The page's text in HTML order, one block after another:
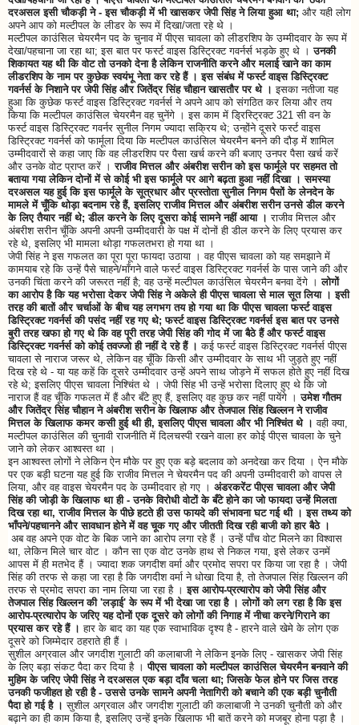
दरअसल इसी चौकड़ी ने - इस चौकड़ी में भी खासकर जेपी सिंह ने लिया हुआ था; और यही लोग
अपने आप को मल्टीपल के लीडर के रूप में दिखा/जता रहे थे ।
मल्टीपल काउंसिल चेयरमैन पद के चुनाव में पीएस चावला को लीडरशिप के उम्मीदवार के रूप में
देखा/पहचाना जा रहा था; इस बात पर फर्स्ट वाइस डिस्ट्रिक्ट गवर्नर्स भड़के हुए थे ।उनकी
शिकायत यह थी कि वोट तो उनको देना है लेकिन राजनीति करने और मलाई खाने का काम
लीडरशिप के नाम पर कुछेक स्वयंभू नेता कर रहे हैं । इस संबंध में फर्स्ट वाइस डिस्ट्रिक्ट
गवर्नर्स के निशाने पर जेपी सिंह और जितेंद्र सिंह चौहान खासतौर पर थे । इसका नतीजा यह
हुआ कि कुछेक फर्स्ट वाइस डिस्ट्रिक्ट गवर्नर्स ने अपने आप को संगठित कर लिया और तय
किया कि मल्टीपल काउंसिल चेयरमैन वह चुनेंगे । इस काम में ड्रिस्ट्रिक्ट 321 सी वन के
फर्स्ट वाइस डिस्ट्रिक्ट गवर्नर सुनील निगम ज्यादा सक्रिय थे; उन्होंने दूसरे फर्स्ट वाइस
डिस्ट्रिक्ट गवर्नर्स को फार्मूला दिया कि मल्टीपल काउंसिल चेयरमैन बनने की दौड़ में शामिल
उम्मीदवारों से कहा जाए कि वह लीडरशिप पर पैसा खर्च करने की बजाए उनपर पैसा खर्च करें
और उनके वोट प्राप्त करें ।राजीव मित्तल और अंबरीश सरीन को इस फार्मूले पर सहमत तो
बताया गया लेकिन दोनों में से कोई भी इस फार्मूले पर आगे बढ़ता हुआ नहीं दिखा । समस्या
दरअसल यह हुई कि इस फार्मूले के सूत्रधार और प्रस्तोता सुनील निगम पैसों के लेनदेन के
मामले में चूँकि थोड़ा बदनाम रहे हैं, इसलिए राजीव मित्तल और अंबरीश सरीन उनसे डील करने
के लिए तैयार नहीं थे; डील करने के लिए दूसरा कोई सामने नहीं आया । राजीव मित्तल और
अंबरीश सरीन चूँकि अपनी अपनी उम्मीदवारी के पक्ष में दोनों ही डील करने के लिए प्रयास कर
रहे थे, इसलिए भी मामला थोड़ा गफलतभरा हो गया था ।
जेपी सिंह ने इस गफलत का पूरा पूरा फायदा उठाया । वह पीएस चावला को यह समझाने में
कामयाब रहे कि उन्हें पैसे चाहने/माँगने वाले फर्स्ट वाइस डिस्ट्रिक्ट गवर्नर्स के पास जाने की और
उनकी चिंता करने की जरूरत नहीं है; वह उन्हें मल्टीपल काउंसिल चेयरमैन बनवा देंगे ।लोगों
का आरोप है कि यह भरोसा देकर जेपी सिंह ने अकेले ही पीएस चावला से माल सूत लिया । इसी
तरह की बातों और चर्चाओं के बीच यह लगभग तय हो गया था कि पीएस चावला फर्स्ट वाइस
डिस्ट्रिक्ट गवर्नर्स की पसंद नहीं रह गए थे; फर्स्ट वाइस डिस्ट्रिक्ट गवर्नर्स इस बात पर उनसे
बुरी तरह खफा हो गए थे कि वह पूरी तरह जेपी सिंह की गोद में जा बैठे हैं और फर्स्ट वाइस
डिस्ट्रिक्ट गवर्नर्स को कोई तवज्जो ही नहीं दे रहे हैं । कई फर्स्ट वाइस डिस्ट्रिक्ट गवर्नर्स पीएस
चावला से नाराज जरूर थे, लेकिन वह चूँकि किसी और उम्मीदवार के साथ भी जुड़ते हुए नहीं
दिख रहे थे - या यह कहें कि दूसरे उम्मीदवार उन्हें अपने साथ जोड़ने में सफल होते हुए नहीं दिख
रहे थे; इसलिए पीएस चावला निश्चिंत थे । जेपी सिंह भी उन्हें भरोसा दिलाए हुए थे कि जो
नाराज हैं वह चूँकि गफलत में हैं और बँटे हुए हैं, इसलिए वह कुछ कर नहीं पायेंगे ।उमेश गौतम
और जितेंद्र सिंह चौहान ने अंबरीश सरीन के खिलाफ और तेजपाल सिंह खिल्लन ने राजीव
मित्तल के खिलाफ कमर कसी हुई थी ही, इसलिए पीएस चावला और भी निश्चिंत थे । वही क्या,
मल्टीपल काउंसिल की चुनावी राजनीति में दिलचस्पी रखने वाला हर कोई पीएस चावला के चुने
जाने को लेकर आश्वस्त था ।
इन आश्वस्त लोगों ने लेकिन ऐन मौके पर हुए एक बड़े बदलाव को अनदेखा कर दिया । ऐन मौके
पर एक बड़ी घटना यह हुई कि राजीव मित्तल ने चेयरमैन पद की अपनी उम्मीदवारी को वापस ले
लिया, और वह वाइस चेयरमैन पद के उम्मीदवार हो गए । अंडरकरेंट पीएस चावला और जेपी
सिंह की जोड़ी के खिलाफ था ही - उनके विरोधी वोटों के बँटे होने का जो फायदा उन्हें मिलता
दिख रहा था, राजीव मित्तल के पीछे हटते ही उस फायदे की संभावना घट गई थी । इस तथ्य को
भाँपने/पहचानने और सावधान होने में वह चूक गए और जीतती दिख रही बाजी को हार बैठे ।
अब वह अपने एक वोट के बिक जाने का आरोप लगा रहे हैं । उन्हें पाँच वोट मिलने का विश्वास
था, लेकिन मिले चार वोट । कौन सा एक वोट उनके हाथ से निकल गया, इसे लेकर उनमें
आपस में ही मतभेद हैं । ज्यादा शक जगदीश वर्मा और प्रमोद सपरा पर किया जा रहा है । जेपी
सिंह की तरफ से कहा जा रहा है कि जगदीश वर्मा ने धोखा दिया है, तो तेजपाल सिंह खिल्लन की
तरफ से प्रमोद सपरा का नाम लिया जा रहा है ।इस आरोप-प्रत्यारोप को जेपी सिंह और
तेजपाल सिंह खिल्लन की 'लड़ाई' के रूप में भी देखा जा रहा है । लोगों को लग रहा है कि इस
आरोप-प्रत्यारोप के जरिए यह दोनों एक दूसरे को लोगों की निगाह में नीचा करने/गिराने का
प्रयास कर रहे हैं । हार के बाद का यह एक स्वाभाविक दृश्य है - हारने वाले खेमे के लोग एक
दूसरे को जिम्मेदार ठहराते ही हैं ।
सुशील अग्रवाल और जगदीश गुलाटी की कलाबाजी ने लेकिन इनके लिए - खासकर जेपी सिंह
के लिए बड़ा संकट पैदा कर दिया है ।पीएस चावला को मल्टीपल काउंसिल चेयरमैन बनवाने की
मुहिम के जरिए जेपी सिंह ने दरअसल एक बड़ा दाँव चला था; जिसके फेल होने पर जिस तरह
उनकी फजीहत हो रही है - उससे उनके सामने अपनी नेतागिरी को बचाने की एक बड़ी चुनौती
पैदा हो गई है । सुशील अग्रवाल और जगदीश गुलाटी की कलाबाजी ने उनकी चुनौती को और
बढ़ाने का ही काम किया है, इसलिए उन्हें इनके खिलाफ भी बातें करने को मजबूर होना पड़ा है ।